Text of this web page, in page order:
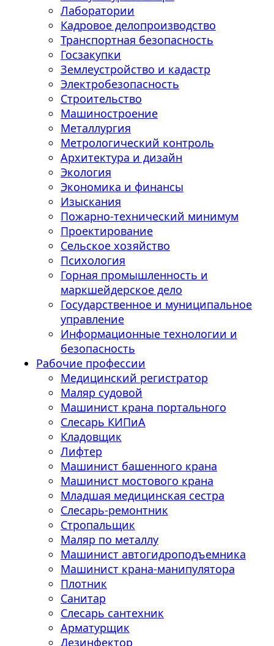
Лаборатории
Кадровое делопроизводство
Транспортная безопасность
Госзакупки
Землеустройство и кадастр
Электробезопасность
Строительство
Машиностроение
Металлургия
Метрологический контроль
Архитектура и дизайн
Экология
Экономика и финансы
Изыскания
Пожарно-технический минимум
Проектирование
Сельское хозяйство
Психология
Горная промышленность и
маркшейдерское дело
Государственное и муниципальное
управление
Информационные технологии и
безопасность
Рабочие профессии
Медицинский регистратор
Маляр судовой
Машинист крана портального
Слесарь КИПиА
Кладовщик
Лифтер
Машинист башенного крана
Машинист мостового крана
Младшая медицинская сестра
Слесарь-ремонтник
Стропальщик
Маляр по металлу
Машинист автогидроподъемника
Машинист крана-манипулятора
Плотник
Санитар
Слесарь сантехник
Арматурщик
Дезинфектор